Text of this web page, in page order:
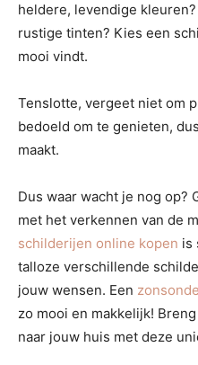
heldere, levendige
rustige tinten? Kies een
mooi vindt.
Tenslotte, vergeet niet om
bedoeld om te genieten,
maakt.
Dus waar wacht je nog op?
met het verkennen van de
schilderijen online kopen is
talloze verschillende
jouw wensen. Een
zo mooi en makkelijk!
naar jouw huis met deze